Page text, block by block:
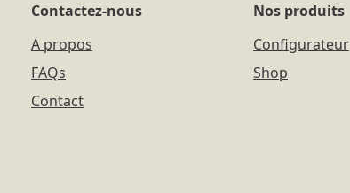
Contactez-nous
A propos
FAQs
Contact
Nos produits
Configurateur
Shop